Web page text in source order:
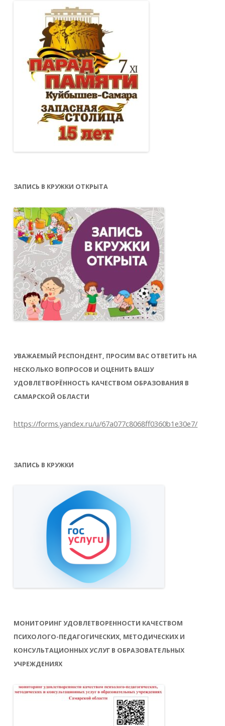
ЗАПИСЬ В КРУЖКИ ОТКРЫТА
УВАЖАЕМЫЙ РЕСПОНДЕНТ, ПРОСИМ ВАС ОТВЕТИТЬ НА
НЕСКОЛЬКО ВОПРОСОВ И ОЦЕНИТЬ ВАШУ
УДОВЛЕТВОРЁННОСТЬ КАЧЕСТВОМ ОБРАЗОВАНИЯ В
САМАРСКОЙ ОБЛАСТИ
https://forms.yandex.ru/u/67a077c8068ff0360b1e30e7/
ЗАПИСЬ В КРУЖКИ
МОНИТОРИНГ УДОВЛЕТВОРЕННОСТИ КАЧЕСТВОМ
ПСИХОЛОГО-ПЕДАГОГИЧЕСКИХ, МЕТОДИЧЕСКИХ И
КОНСУЛЬТАЦИОННЫХ УСЛУГ В ОБРАЗОВАТЕЛЬНЫХ
УЧРЕЖДЕНИЯХ